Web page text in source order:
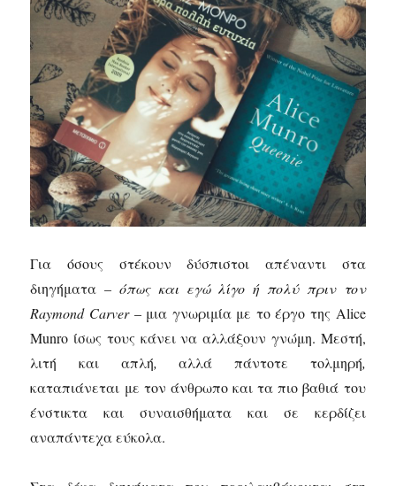
Για όσους στέκουν δύσπιστοι απέναντι στα
διηγήματα –όπως και εγώ λίγο ή πολύ πριν τον
Raymond Carver– μια γνωριμία με το έργο της Alice
Munro ίσως τους κάνει να αλλάξουν γνώμη. Μεστή,
λιτή και απλή,αλλά πάντοτε τολμηρή,
καταπιάνεται με τον άνθρωπο και τα πιο βαθιά του
ένστικτα και συναισθήματα και σε κερδίζει
αναπάντεχα εύκολα.